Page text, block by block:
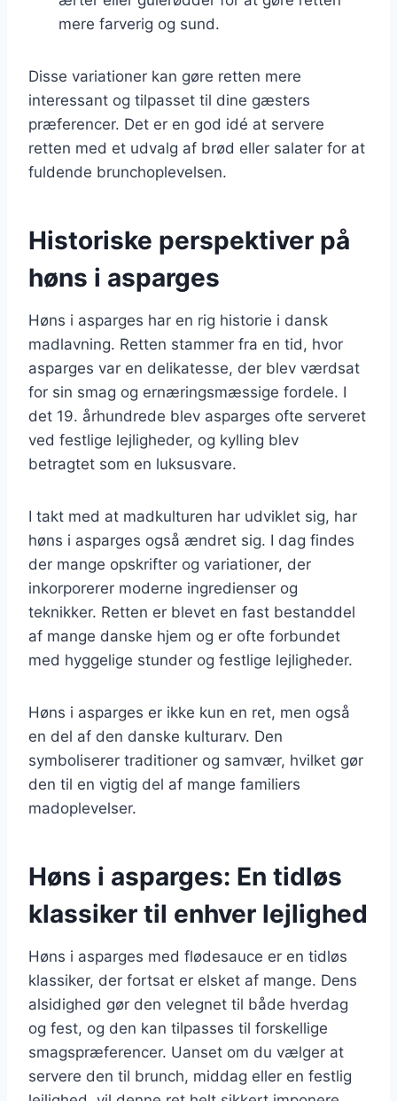
mere farverig og sund.
Disse variationer kan gøre retten mere
interessant og tilpasset til dine gæsters
præferencer. Det er en god idé at servere
retten med et udvalg af brød eller salater for at
fuldende brunchoplevelsen.
Historiske perspektiver på
høns i asparges
Høns i asparges har en rig historie i dansk
madlavning. Retten stammer fra en tid, hvor
asparges var en delikatesse, der blev værdsat
for sin smag og ernæringsmæssige fordele. I
det 19. århundrede blev asparges ofte serveret
ved festlige lejligheder, og kylling blev
betragtet som en luksusvare.
I takt med at madkulturen har udviklet sig, har
høns i asparges også ændret sig. I dag findes
der mange opskrifter og variationer, der
inkorporerer moderne ingredienser og
teknikker. Retten er blevet en fast bestanddel
af mange danske hjem og er ofte forbundet
med hyggelige stunder og festlige lejligheder.
Høns i asparges er ikke kun en ret, men også
en del af den danske kulturarv. Den
symboliserer traditioner og samvær, hvilket gør
den til en vigtig del af mange familiers
madoplevelser.
Høns i asparges: En tidløs
klassiker til enhver lejlighed
Høns i asparges med flødesauce er en tidløs
klassiker, der fortsat er elsket af mange. Dens
alsidighed gør den velegnet til både hverdag
og fest, og den kan tilpasses til forskellige
smagspræferencer. Uanset om du vælger at
servere den til brunch, middag eller en festlig